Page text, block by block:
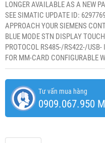
LONGER AVAILABLE AS A NEW
SEE SIMATIC UPDATE ID:
APPROACH YOUR SIEMENS
BLUE MODE STN DISPLAY
PROTOCOL RS485-/RS422-/USB-
FOR MM-CARD CONFIGURABLE
Tư vấn mua hàng
0909.067.950